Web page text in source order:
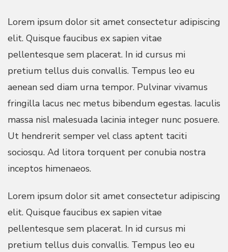
Lorem ipsum dolor sit amet consectetur adipiscing
elit. Quisque faucibus ex sapien vitae
pellentesque sem placerat. In id cursus mi
pretium tellus duis convallis. Tempus leo eu
aenean sed diam urna tempor. Pulvinar vivamus
fringilla lacus nec metus bibendum egestas. Iaculis
massa nisl malesuada lacinia integer nunc posuere.
Ut hendrerit semper vel class aptent taciti
sociosqu. Ad litora torquent per conubia nostra
inceptos himenaeos.
Lorem ipsum dolor sit amet consectetur adipiscing
elit. Quisque faucibus ex sapien vitae
pellentesque sem placerat. In id cursus mi
pretium tellus duis convallis. Tempus leo eu